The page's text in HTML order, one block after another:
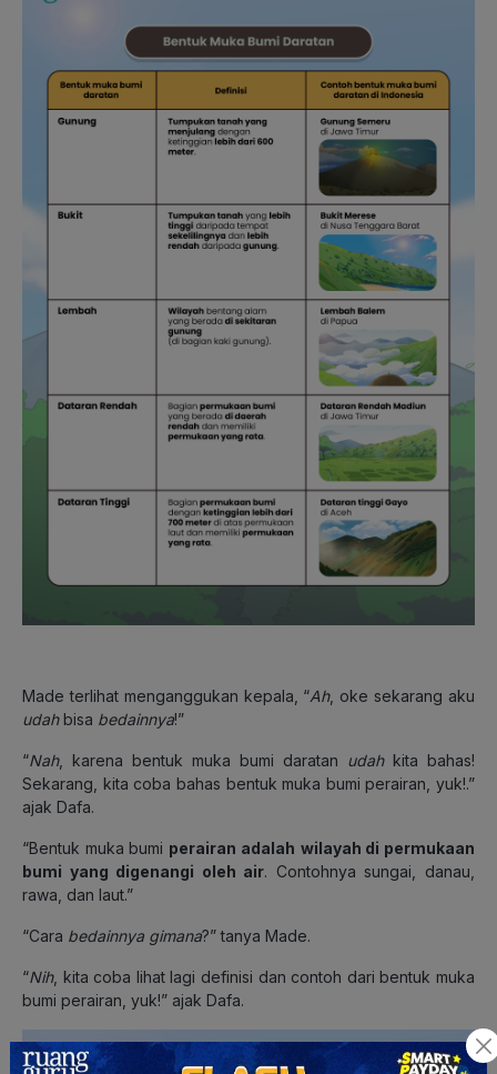
Made terlihat menganggukan kepala, “Ah, oke sekarang aku
udahbisa bedainnya!”
“Nah, karena bentuk muka bumi daratan udah kita bahas!
Sekarang, kita coba bahas bentuk muka bumi perairan, yuk!.”
ajak Dafa.
“Bentuk muka bumi perairan adalah wilayah di permukaan
bumi yang digenangi oleh air. Contohnya sungai, danau,
rawa, dan laut.”
“Cara bedainnya gimana?” tanya Made.
“Nih, kita coba lihat lagi definisi dan contoh dari bentuk muka
bumi perairan, yuk!” ajak Dafa.